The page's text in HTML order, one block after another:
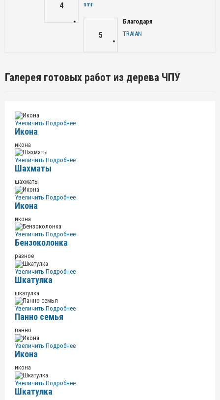
4
nmr
5
Благодаря
TRAIAN
Галерея готовых работ из дерева ЧПУ
Увеличить Подробнее
Икона
икона
Увеличить Подробнее
Шахматы
шахматы
Увеличить Подробнее
Икона
икона
Увеличить Подробнее
Бензоколонка
разное
Увеличить Подробнее
Шкатулка
шкатулка
Увеличить Подробнее
Панно семья
панно
Увеличить Подробнее
Икона
икона
Увеличить Подробнее
Шкатулка